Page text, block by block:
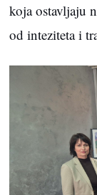
koja ostavljaju
od inteziteta i